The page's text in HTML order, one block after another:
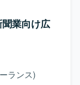
ます。 ・要
の開発ディ
内外のステ
およびレポ
マイルスト
。 ・担当プ
び運用を行
業向け広
ランス)